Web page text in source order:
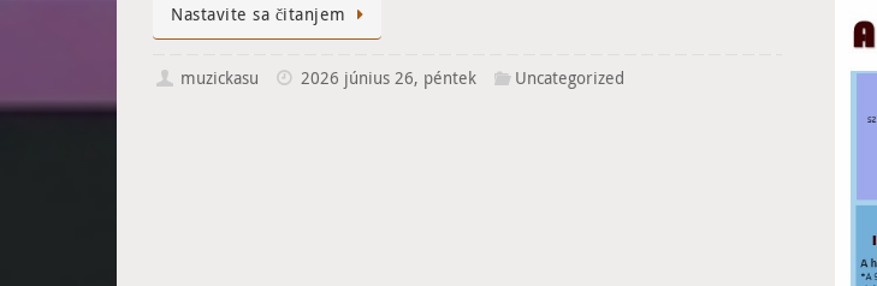
Nastavite sa čitanjem
muzickasu 2026 június 26, péntek Uncategorized